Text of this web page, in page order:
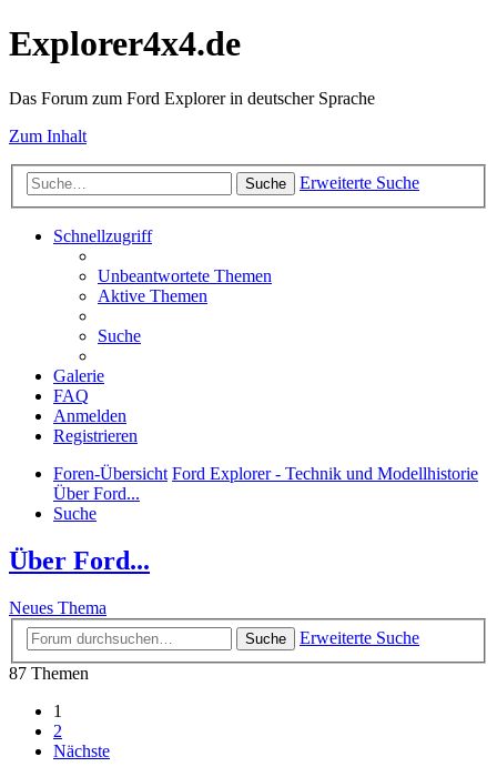
Explorer4x4.de
Das Forum zum Ford Explorer in deutscher Sprache
Zum Inhalt
Suche Erweiterte Suche
Schnellzugriff
Unbeantwortete Themen
Aktive Themen
Suche
Galerie
FAQ
Anmelden
Registrieren
Foren-Übersicht Ford Explorer - Technik und Modellhistorie
Über Ford...
Suche
Über Ford...
Neues Thema
Suche
Erweiterte Suche
87 Themen
1
2
Nächste